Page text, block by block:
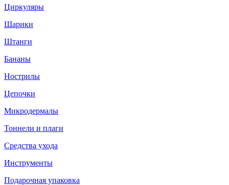
Циркуляры
Шарики
Штанги
Бананы
Нострилы
Цепочки
Микродермалы
Тоннели и плаги
Средства ухода
Инструменты
Подарочная упаковка